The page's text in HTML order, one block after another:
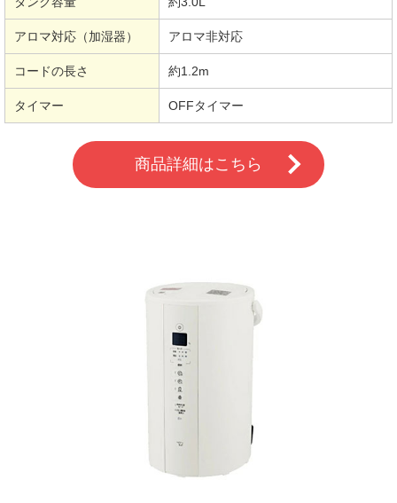
アロマ対応（加湿器） アロマ非対応
コードの長さ 約1.2m
タイマー OFFタイマー
商品詳細はこちら